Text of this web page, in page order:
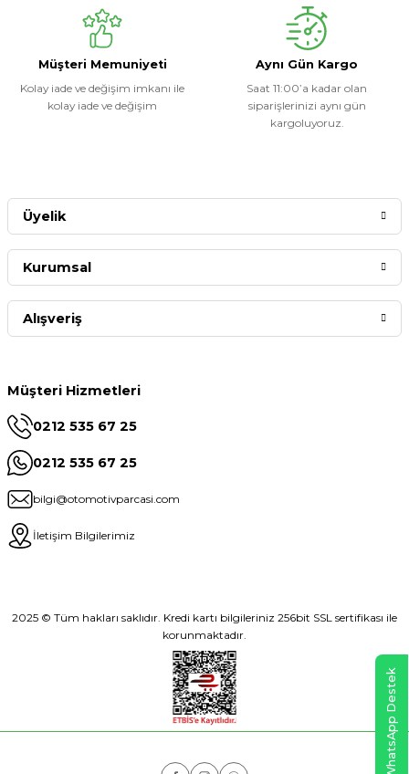
Müşteri Memuniyeti
Kolay iade ve değişim imkanı ile
kolay iade ve değişim
Aynı Gün Kargo
Saat 11:00’a kadar olan
siparişlerinizi aynı gün
kargoluyoruz.
Müşteri Hizmetleri
0212 535 67 25
0212 535 67 25
bilgi@otomotivparcasi.com
İletişim Bilgilerimiz
Üyelik
Kurumsal
Alışveriş
2025 © Tüm hakları saklıdır. Kredi kartı bilgileriniz 256bit SSL sertifikası ile
korunmaktadır.
WhatsApp Destek